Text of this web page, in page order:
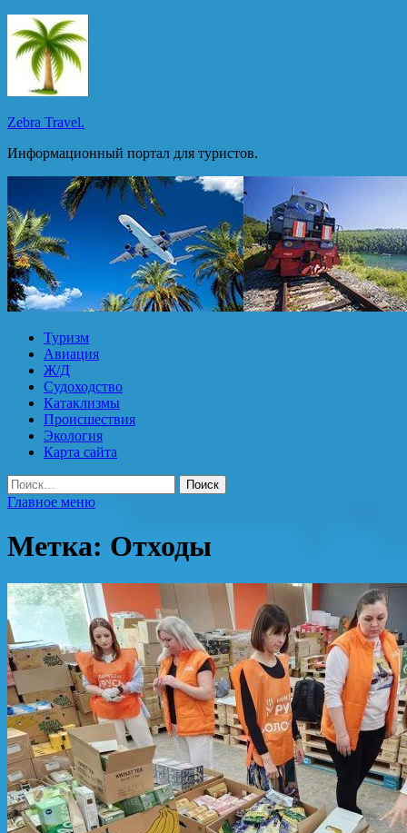
Перейти
к
содержимому
Zebra Travel.
Информационный портал для туристов.
Туризм
Авиация
Ж/Д
Судоходство
Катаклизмы
Происшествия
Экология
Карта сайта
Найти:
Главное меню
Метка: Отходы